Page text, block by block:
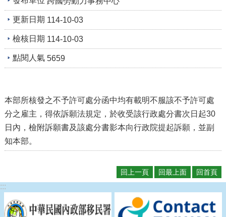
全
政
策
政
府
料
開
放
告
更新日期 114-10-03
檢核日期 114-10-03
點閱人氣 5659
本部所核發之不予許可處分函中均有載明不服該不予許可處
分之雇主，得依訴願法規定，於收受該行政處分書次日起30
日內，檢附訴願書及該處分書影本向行政院提起訴願，並副
知本部。
回上一頁 回最上面 回首頁
:::